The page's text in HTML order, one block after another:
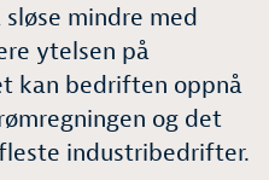
mindre med
ytelsen på
kan bedriften oppnå
og det
industribedrifter.